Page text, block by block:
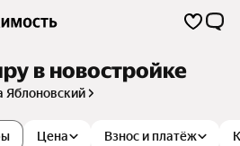
в новостройке
Яблоновский
Цена Взнос и платёж